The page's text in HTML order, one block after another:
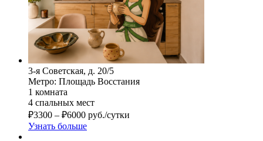
3-я Советская, д. 20/5
Метро: Площадь Восстания
1 комната
4 спальных мест
₽3300 – ₽6000 руб./сутки
Узнать больше